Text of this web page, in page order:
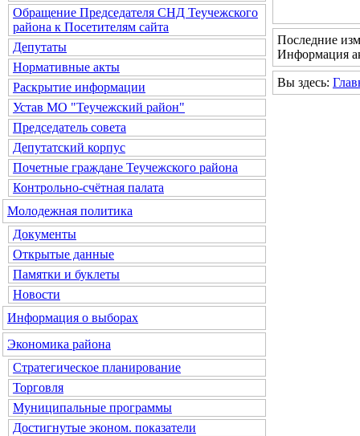
Обращение Председателя СНД Теучежского
района к Посетителям сайта
Депутаты
Нормативные акты
Раскрытие информации
Устав МО "Теучежский район"
Председатель совета
Депутатский корпус
Почетные граждане Теучежского района
Контрольно-счётная палата
Молодежная политика
Документы
Открытые данные
Памятки и буклеты
Новости
Информация о выборах
Экономика района
Стратегическое планирование
Торговля
Муниципальные программы
Достигнутые эконом. показатели
Последние
Информация
Вы здесь: